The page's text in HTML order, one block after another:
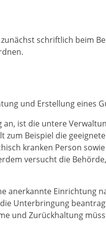
schriftlich beim
und Erstellung eines
ist die untere
zum Beispiel die
kranken Person
versucht die
anerkannte Einrichtung
Unterbringung
und Zurückhaltung